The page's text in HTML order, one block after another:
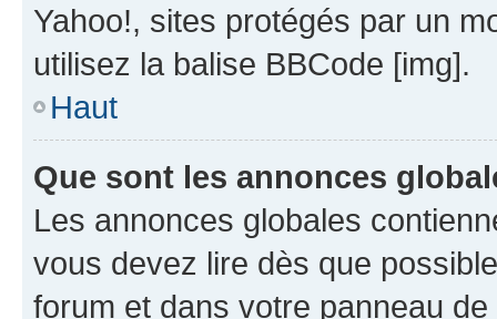
Yahoo!, sites protégés par un
utilisez la balise BBCode [img].
Haut
Que sont les annonces
Les annonces globales
vous devez lire dès que
forum et dans votre panneau